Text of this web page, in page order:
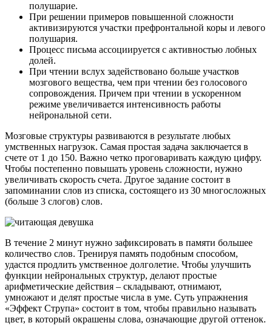
полушарие.
При решении примеров повышенной сложности
активизируются участки префронтальной коры и левого
полушария.
Процесс письма ассоциируется с активностью лобных
долей.
При чтении вслух задействовано больше участков
мозгового вещества, чем при чтении без голосового
сопровождения. Причем при чтении в ускоренном
режиме увеличивается интенсивность работы
нейрональной сети.
Мозговые структуры развиваются в результате любых
умственных нагрузок. Самая простая задача заключается в
счете от 1 до 150. Важно четко проговаривать каждую цифру.
Чтобы постепенно повышать уровень сложности, нужно
увеличивать скорость счета. Другое задание состоит в
запоминании слов из списка, состоящего из 30 многосложных
(больше 3 слогов) слов.
В течение 2 минут нужно зафиксировать в памяти большее
количество слов. Тренируя память подобным способом,
удастся продлить умственное долголетие. Чтобы улучшить
функции нейрональных структур, делают простые
арифметические действия – складывают, отнимают,
умножают и делят простые числа в уме. Суть упражнения
«Эффект Струпа» состоит в том, чтобы правильно называть
цвет, в который окрашены слова, означающие другой оттенок.